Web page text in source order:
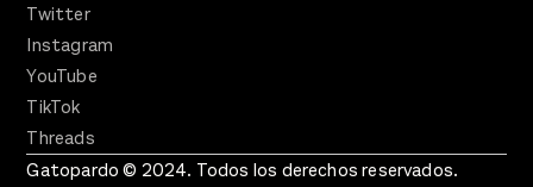
Twitter
Instagram
YouTube
TikTok
Threads
Gatopardo © 2024. Todos los derechos reservados.